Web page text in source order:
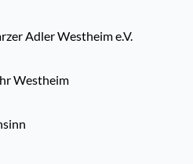
Adler Westheim e.V.
Westheim